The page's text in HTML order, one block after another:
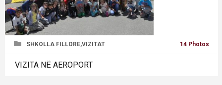
SHKOLLA FILLORE,VIZITAT 14 Photos
VIZITA NË AEROPORT